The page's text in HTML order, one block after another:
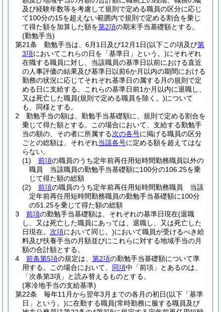
及び経験年数等を考慮して規則で定める職員の区分に応じ
て100分の15を超えない範囲内で規則で定める割合を乗じ
て得た額を加算した額を第2項の期末手当基礎額とする。
(勤勉手当)
第21条
勤勉手当は、6月1日及び12月1日(以下この項及び第
3項においてこれらの日を「基準日」という。)にそれぞれ
在職する職員に対し、当該職員の基準日以前における直近
の人事評価の結果及び基準日以前6か月以内の期間における
勤務の状況に応じてそれぞれ基準日の属する月の規則で定
める日に支給する。
これらの基準日前1か月以内に退職し、
又は死亡した職員(規則で定める職員を除く。)について
も、同様とする。
2
勤勉手当の額は、勤勉手当基礎額に、規則で定める割合を
乗じて得た額とする。
この場合において、支給する勤勉手
当の額の、その者に所属する次の各号に掲げる職員の区分
ごとの総額は、それぞれ当該各号に定める額を超えてはな
らない。
(1)
前項の職員のうち定年前再任用短時間勤務職員以外の
職員 当該職員の勤勉手当基礎額に100分の106.25を乗
じて得た額の総額
(2)
前項の職員のうち定年前再任用短時間勤務職員 当該
定年前再任用短時間勤務職員の勤勉手当基礎額に100分
の51.25を乗じて得た額の総額
3
前項の勤勉手当基礎額は、それぞれの基準日現在(退職
し、又は死亡した職員にあっては、退職し、又は死亡した
日現在。 次項において同じ。)において職員が受けるべき給
料及び扶養手当の月額並びにこれらに対する地域手当の月
額の合計額とする。
4
前条第5項の規定は、 第2項の勤勉手当基礎額について準
用する。
この場合において、 同項中「前項」とあるのは、
「次条第3項」と読み替えるものとする。
(寒冷地手当の支給基準)
第22条
毎年11月から翌年3月までの各月の初日(以下「基準
日」という。)に在勤する職員(常時勤務に服する職員及び